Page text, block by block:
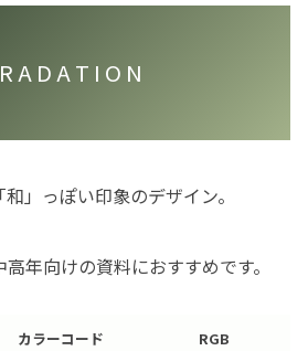
A D A T I O N
」っぽい印象のデザイン。
年向けの資料におすすめです。
カラーコード RGB